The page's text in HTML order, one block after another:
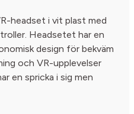
headset i vit plast med
Headsetet har en
design för bekväm
och VR-upplevelser
en spricka i sig men